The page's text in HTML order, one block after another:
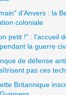
d'Anvers : la
coloniale
petit !" : l'accueil
la guerre
de défense
pas ces
Britannique